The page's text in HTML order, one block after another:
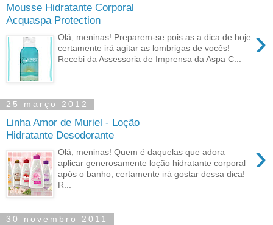
Mousse Hidratante Corporal
Acquaspa Protection
›
Olá, meninas! Preparem-se pois as a dica de hoje
certamente irá agitar as lombrigas de vocês!
Recebi da Assessoria de Imprensa da Aspa C...
25 março 2012
Linha Amor de Muriel - Loção
Hidratante Desodorante
›
Olá, meninas! Quem é daquelas que adora
aplicar generosamente loção hidratante corporal
após o banho, certamente irá gostar dessa dica!
R...
30 novembro 2011